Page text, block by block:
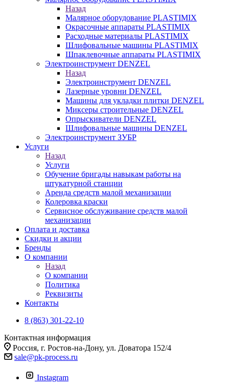
Назад
Малярное оборудование PLASTIMIX
Окрасочные аппараты PLASTIMIX
Расходные материалы PLASTIMIX
Шлифовальные машины PLASTIMIX
Шпаклевочные аппараты PLASTIMIX
Электроинструмент DENZEL
Назад
Электроинструмент DENZEL
Лазерные уровни DENZEL
Машины для укладки плитки DENZEL
Миксеры строительные DENZEL
Опрыскиватели DENZEL
Шлифовальные машины DENZEL
Электроинструмент ЗУБР
Услуги
Назад
Услуги
Обучение бригады навыкам работы на
штукатурной станции
Аренда средств малой механизации
Колеровка краски
Сервисное обслуживание средств малой
механизации
Оплата и доставка
Скидки и акции
Бренды
О компании
Назад
О компании
Политика
Реквизиты
Контакты
8 (863) 301-22-10
Контактная информация
Россия, г. Ростов-на-Дону, ул. Доватора 152/4
sale@pk-process.ru
Instagram